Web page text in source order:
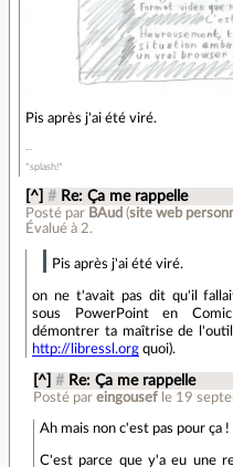
Pis après j'ai été viré.
*splash!*
[^] # Re: Ça me rappelle
Posté par BAud (site web
Évalué à 2.
Pis après j'ai été viré.
on ne t'avait pas dit qu'il
sous PowerPoint en
démontrer ta maîtrise de
http://libressl.org quoi).
[^] # Re: Ça me rappelle
Posté par eingousef le 19
Ah mais non c'est pas pour ça !
C'est parce que y'a eu une